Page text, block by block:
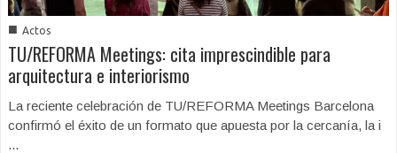
■ Actos
TU/REFORMA Meetings: cita imprescindible para
arquitectura e interiorismo
La reciente celebración de TU/REFORMA Meetings Barcelona
confirmó el éxito de un formato que apuesta por la cercanía, la i
...